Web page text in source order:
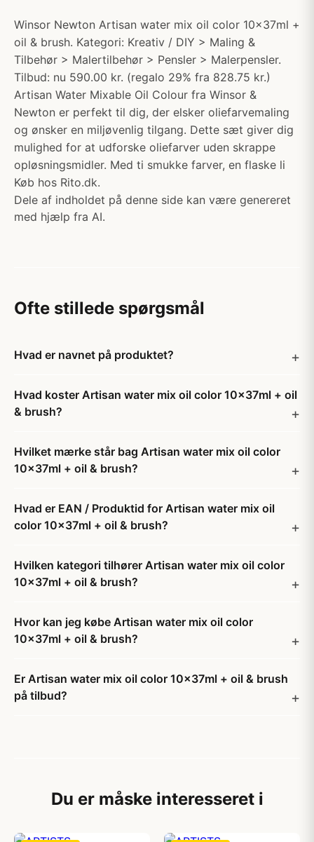
Winsor Newton Artisan water mix oil color 10x37ml +
oil & brush. Kategori: Kreativ / DIY > Maling &
Tilbehør > Malertilbehør > Pensler > Malerpensler.
Tilbud: nu 590.00 kr. (regalo 29% fra 828.75 kr.)
Artisan Water Mixable Oil Colour fra Winsor &
Newton er perfekt til dig, der elsker oliefarvemaling
og ønsker en miljøvenlig tilgang. Dette sæt giver dig
mulighed for at udforske oliefarver uden skrappe
opløsningsmidler. Med ti smukke farver, en flaske li
Køb hos Rito.dk.
Dele af indholdet på denne side kan være genereret
med hjælp fra AI.
Ofte stillede spørgsmål
Hvad er navnet på produktet?
Hvad koster Artisan water mix oil color 10x37ml + oil
& brush?
Hvilket mærke står bag Artisan water mix oil color
10x37ml + oil & brush?
Hvad er EAN / Produktid for Artisan water mix oil
color 10x37ml + oil & brush?
Hvilken kategori tilhører Artisan water mix oil color
10x37ml + oil & brush?
Hvor kan jeg købe Artisan water mix oil color
10x37ml + oil & brush?
Er Artisan water mix oil color 10x37ml + oil & brush
på tilbud?
Du er måske interesseret i